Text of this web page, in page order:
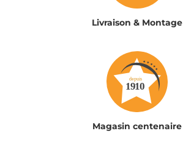
Livraison & Montage
Magasin centenaire